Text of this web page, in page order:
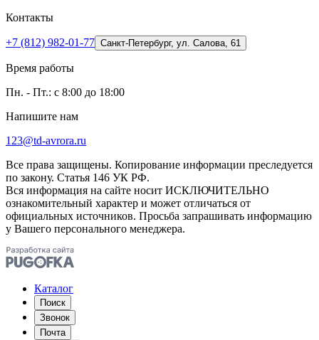
Контакты
+7 (812) 982-01-77 Санкт-Петербург, ул. Салова, 61
Время работы
Пн. - Пт.: с 8:00 до 18:00
Напишите нам
123@td-avrora.ru
Все права защищены. Копирование информации преследуется
по закону. Статья 146 УК РФ.
Вся информация на сайте носит ИСКЛЮЧИТЕЛЬНО
ознакомительный характер и может отличаться от
официальных источников. Просьба запрашивать информацию
у Вашего персонального менеджера.
Каталог
Поиск
Звонок
Почта